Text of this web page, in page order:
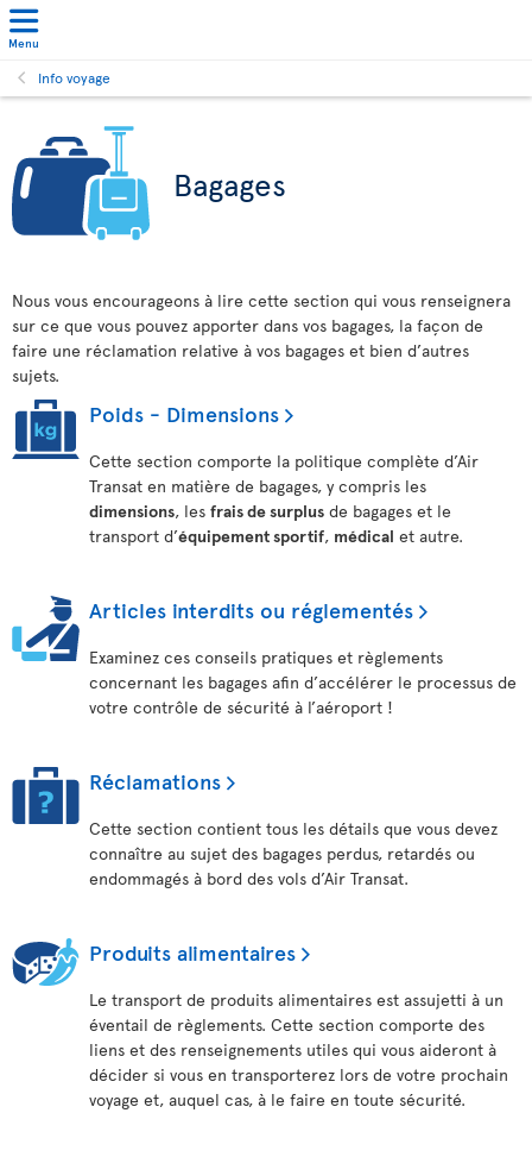
Menu
Info voyage
Bagages
Nous vous encourageons à lire cette section qui vous renseignera
sur ce que vous pouvez apporter dans vos bagages, la façon de
faire une réclamation relative à vos bagages et bien d’autres
sujets.
Poids - Dimensions
Cette section comporte la politique complète d’Air
Transat en matière de bagages, y compris les
dimensions, les frais de surplus de bagages et le
transport d’équipement sportif, médical et autre.
Articles interdits ou réglementés
Examinez ces conseils pratiques et règlements
concernant les bagages afin d’accélérer le processus de
votre contrôle de sécurité à l’aéroport !
Réclamations
Cette section contient tous les détails que vous devez
connaître au sujet des bagages perdus, retardés ou
endommagés à bord des vols d’Air Transat.
Produits alimentaires
Le transport de produits alimentaires est assujetti à un
éventail de règlements. Cette section comporte des
liens et des renseignements utiles qui vous aideront à
décider si vous en transporterez lors de votre prochain
voyage et, auquel cas, à le faire en toute sécurité.